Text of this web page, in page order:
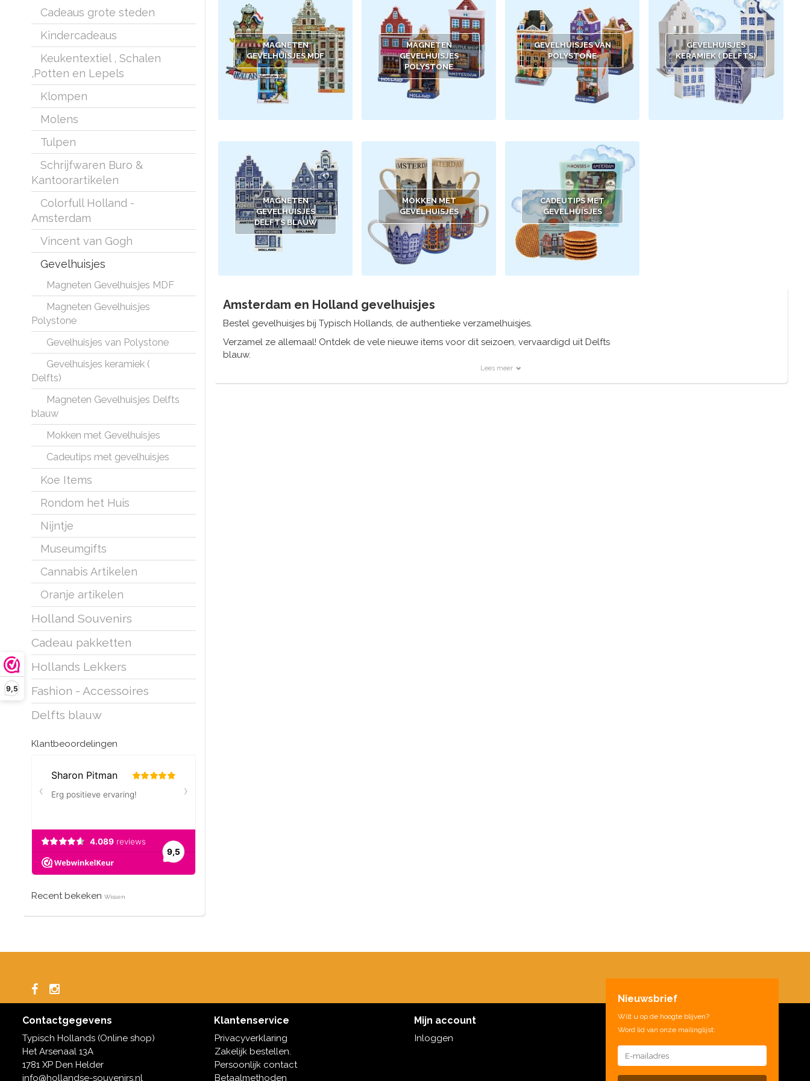
9,5
Cadeaus grote steden
Kindercadeaus
Keukentextiel , Schalen
,Potten en Lepels
Klompen
Molens
Tulpen
Schrijfwaren Buro &
Kantoorartikelen
Colorfull Holland -
Amsterdam
Vincent van Gogh
Gevelhuisjes
Magneten Gevelhuisjes MDF
Magneten Gevelhuisjes
Polystone
Gevelhuisjes van Polystone
Gevelhuisjes keramiek (
Delfts)
Magneten Gevelhuisjes Delfts
blauw
Mokken met Gevelhuisjes
Cadeutips met gevelhuisjes
Koe Items
Rondom het Huis
Nijntje
Museumgifts
Cannabis Artikelen
Oranje artikelen
Holland Souvenirs
Cadeau pakketten
Hollands Lekkers
Fashion - Accessoires
Delfts blauw
Klantbeoordelingen
Recent bekeken Wissen
MAGNETEN
GEVELHUISJES MDF
MAGNETEN
GEVELHUISJES
POLYSTONE
GEVELHUISJES VAN
POLYSTONE
GEVELHUISJES
KERAMIEK ( DELFTS)
MAGNETEN
GEVELHUISJES
DELFTS BLAUW
MOKKEN MET
GEVELHUISJES
CADEUTIPS MET
GEVELHUISJES
Amsterdam en Holland gevelhuisjes
Bestel gevelhuisjes bij Typisch Hollands, de authentieke verzamelhuisjes.
Verzamel ze allemaal! Ontdek de vele nieuwe items voor dit seizoen, vervaardigd uit Delfts
blauw.
Lees meer
Contactgegevens
Typisch Hollands (Online shop)
Het Arsenaal 13A
1781 XP Den Helder
info@hollandse-souvenirs.nl
Klantenservice
Privacyverklaring
Zakelijk bestellen.
Persoonlijk contact
Betaalmethoden
Mijn account
Inloggen
Nieuwsbrief
Wilt u op de hoogte blijven?
Word lid van onze mailinglijst: